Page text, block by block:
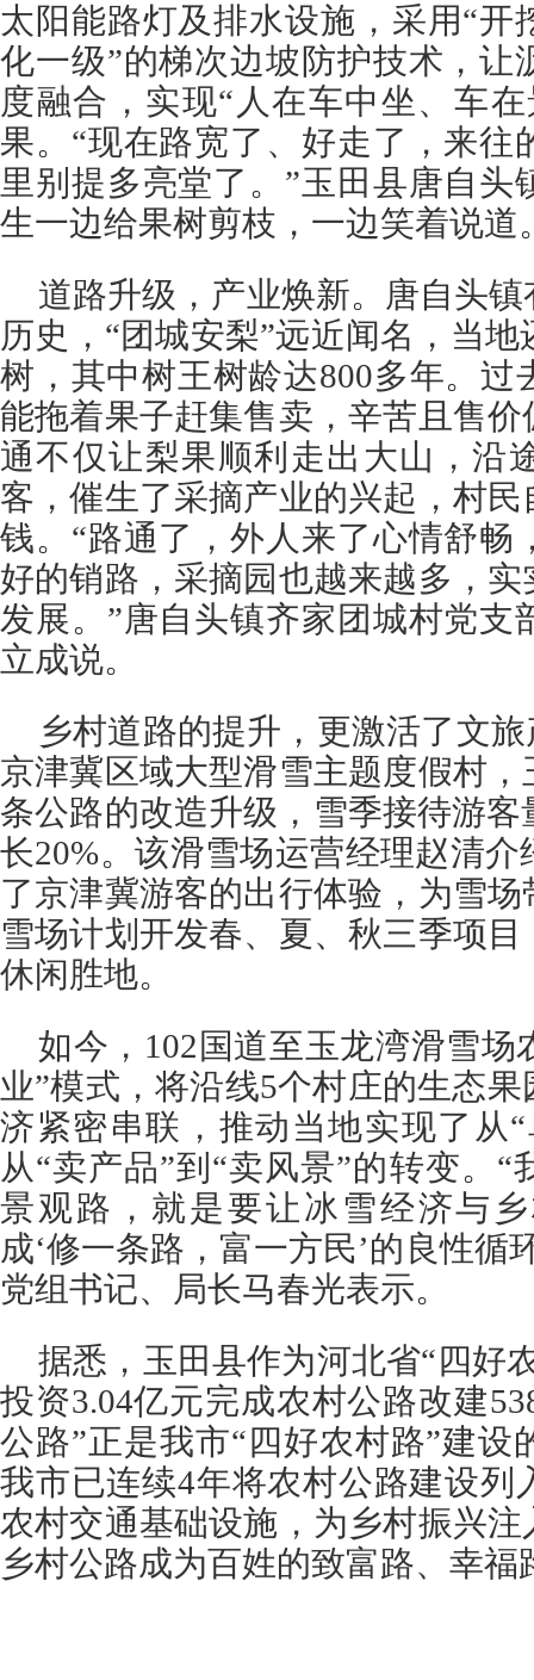
太阳能路灯及排水设施，采用“开
化一级”的梯次边坡防护技术，让
度融合，实现“人在车中坐、车
果。“现在路宽了、好走了，来往
里别提多亮堂了。”玉田县唐自头
生一边给果树剪枝，一边笑着说道
道路升级，产业焕新。唐自头
历史，“团城安梨”远近闻名，当
树，其中树王树龄达800多年。过
能拖着果子赶集售卖，辛苦且售
通不仅让梨果顺利走出大山，沿
客，催生了采摘产业的兴起，村
钱。“路通了，外人来了心情舒畅
好的销路，采摘园也越来越多，
发展。”唐自头镇齐家团城村党支
立成说。
乡村道路的提升，更激活了文
京津冀区域大型滑雪主题度假村
条公路的改造升级，雪季接待游
长20%。该滑雪场运营经理赵清
了京津冀游客的出行体验，为雪
雪场计划开发春、夏、秋三季项
休闲胜地。
如今，102国道至玉龙湾滑雪场
业”模式，将沿线5个村庄的生态
济紧密串联，推动当地实现了从
从“卖产品”到“卖风景”的转变。
景观路，就是要让冰雪经济与
成‘修一条路，富一方民’的良性循
党组书记、局长马春光表示。
据悉，玉田县作为河北省“四好
投资3.04亿元完成农村公路改建
公路”正是我市“四好农村路”建设
我市已连续4年将农村公路建设列
农村交通基础设施，为乡村振兴
乡村公路成为百姓的致富路、幸福